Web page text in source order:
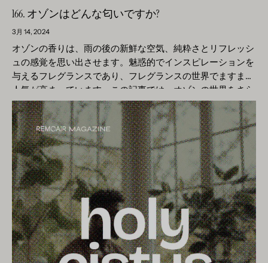
か？ 独特でよく知られた香りを持つバニラは、単なる単一の
香りプロファイルではなく、繊細で洗練された方法で他の香
りノートを高め、強化する名手でもあります。多くの人はバ
ニラというとチョコレートやシナモンなどの伝統的な組み合
わせを連想するかもしれませんが、家の雰囲気を格別なもの
に変えることができる、よりユニークで挑戦的な香りの組み
合わせの世界があります。 最も予想外だが楽しい組み合わせ
の 1 つは、バニラとラベンダーの組み合わせです。このデュ
オは、バニラの温かみと甘さとラベンダーの健康的で心を落
ち着かせる性質との間のバランスを生み出し、調和のとれた
リラックスできる香り体験をもたらします。トンカとバニラ
をベースにしたモスキートキャンドル「ラベンダー＆パチョ
イウリ」でこの組み合わせに気づくことができます。より活
力に満ちた雰囲気をお求めの方には、バニラにベルガモット
やグレープフルーツなどの柑橘系のノートを組み合わせる
と、朝の目覚めにぴったりのさわやかで生き生きとした香り
が生まれます。 香りの好みがより大胆な方は、サンダルウッ
ドやベチバーなど、より土っぽい木の香りでバニラを引き立
てることもできます。この組み合わせにより、官能的で魅惑
調和のとれた雰囲気を与えます。 研究室のヒノキ ヒノキの
香りは、木材に自然に含まれるさまざまな化合物の組み合わ
せによって生じます。ヒノキンの特徴的な香りのプロファイ
ルに寄与する重要な分子には、次のようなものがあります。
1. α-ピネン: 松や他の針葉樹によく見られる、新鮮で松のよ
うな香りを与えるテルペノイド。 2. β-ピネン: ヒノキや他の
針葉樹の健康的で豊かな香りに寄与するもう 1 つのテルペノ
イド。 3. リモネン：甘さと爽やかさを感じさせる柑橘系の香
りを与える環状テルペン。 4. β-フェランドレン: ヒノキンの
木質と土のような香りのプロファイルに寄与する別のテルペ
ノイド。 5. 酢酸α-テルピニル：柑橘類や木の香りを伴う、
フレッシュでフルーティーな香りです。 ヒノキの歴史 歴史
的に、ヒノキは日本の文化と歴史において重要な役割を果た
してきました。その起源は日本古来まで遡り、さまざまな用
途に使われてきました。平安時代 (794 ～ 1185 年) には、寺
院、宮殿、伝統的な日本家屋の建築にヒノキの木材が使用さ
れていました。その卓越した耐久性と自然な耐腐朽性によ
り、異常気象が多いことで知られるこの国では建築材料とし
166. オゾンはどんな匂いですか?
3月 14, 2024
オゾンの香りは、雨の後の新鮮な空気、純粋さとリフレッシ
ュの感覚を思い出させます。魅惑的でインスピレーションを
与えるフレグランスであり、フレグランスの世界でますます
人気が高まっています。この記事では、オゾンの世界をさら
に深く掘り下げ、その独特の香りのプロフィール、用途、利
点を探っていきます。 オゾンってどんな匂いですか？ オゾ
ンのような香りを作り出すことができると最初に読んだと
き、オゾンホール、つまり化学的で奇妙なものについて考え
ました。しかし、もう少し詳しく調べてみると、オゾンの匂
いが私の心の中で特別な場所を占めていることにすぐに気づ
きました。知らず知らずのうちに、オゾンの匂いは子供時代
と、子供と一緒にクリーニング店に行ったときの思い出と強
く結びついています。オゾンで衣類を消毒することは古くか
ら知られており、私も大人になってからアパート火災の後に
経験しました。生き残って消毒されたものはすべて「オゾン
処理」されていました。 オゾンは、雨や近づいてくる嵐の匂